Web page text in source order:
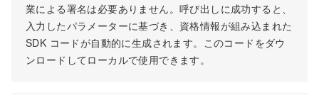
業による署名は必要ありません。呼び出しに成功すると、
入力したパラメーターに基づき、資格情報が組み込まれた
SDK コードが自動的に生成されます。このコードをダウ
ンロードしてローカルで使用できます。